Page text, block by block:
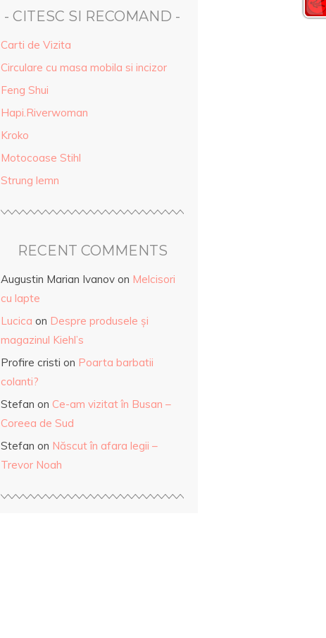
- CITESC SI RECOMAND -
Carti de Vizita
Circulare cu masa mobila si incizor
Feng Shui
Hapi.Riverwoman
Kroko
Motocoase Stihl
Strung lemn
RECENT COMMENTS
Augustin Marian Ivanov on Melcisori
cu lapte
Lucica on Despre produsele și
magazinul Kiehl’s
Profire cristi on Poarta barbatii
colanti?
Stefan on Ce-am vizitat în Busan –
Coreea de Sud
Stefan on Născut în afara legii –
Trevor Noah